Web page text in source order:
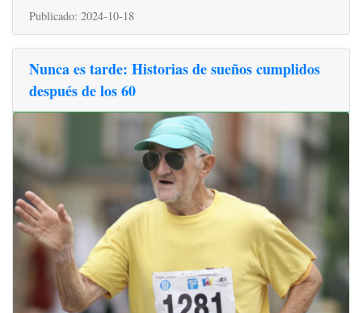
Publicado: 2024-10-18
Nunca es tarde: Historias de sueños cumplidos
después de los 60